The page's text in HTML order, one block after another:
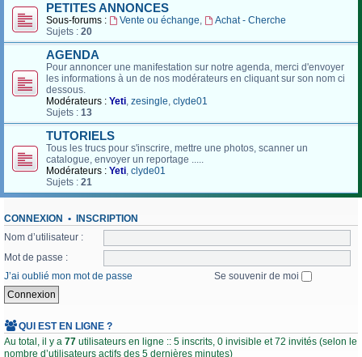
PETITES ANNONCES
Sous-forums : Vente ou échange,
Achat - Cherche
Sujets : 20
AGENDA
Pour annoncer une manifestation sur notre agenda, merci d'envoyer
les informations à un de nos modérateurs en cliquant sur son nom ci
dessous.
Modérateurs : Yeti, zesingle, clyde01
Sujets : 13
TUTORIELS
Tous les trucs pour s'inscrire, mettre une photos, scanner un
catalogue, envoyer un reportage .....
Modérateurs : Yeti, clyde01
Sujets : 21
CONNEXION • INSCRIPTION
Nom d’utilisateur :
Mot de passe :
J’ai oublié mon mot de passe
Se souvenir de moi
QUI EST EN LIGNE ?
Au total, il y a 77 utilisateurs en ligne :: 5 inscrits, 0 invisible et 72 invités (selon le
nombre d’utilisateurs actifs des 5 dernières minutes)